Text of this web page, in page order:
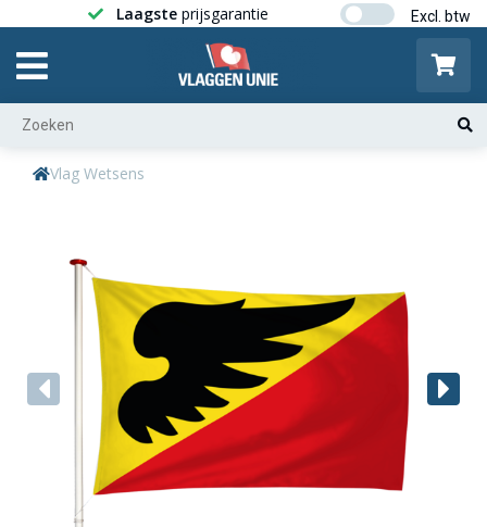
Laagste prijsgarantie Gratis
Vlag Wetsens